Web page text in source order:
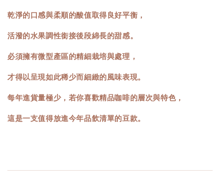
乾淨的口感與柔順的酸值取得良好平衡，
活潑的水果調性銜接後段綿長的甜感。
必須擁有微型產區的精細栽培與處理，
才得以呈現如此稀少而細緻的風味表現。
每年進貨量極少，若你喜歡精品咖啡的層次與特色，
這是一支值得放進今年品飲清單的豆款。